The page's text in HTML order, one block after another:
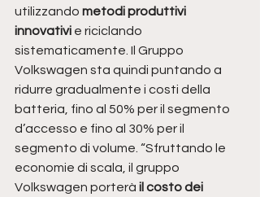
utilizzando metodi produttivi
innovativi e riciclando
sistematicamente. Il Gruppo
Volkswagen sta quindi puntando a
ridurre gradualmente i costi della
batteria, fino al 50% per il segmento
d’accesso e fino al 30% per il
segmento di volume. “Sfruttando le
economie di scala, il gruppo
Volkswagen porterà il costo dei